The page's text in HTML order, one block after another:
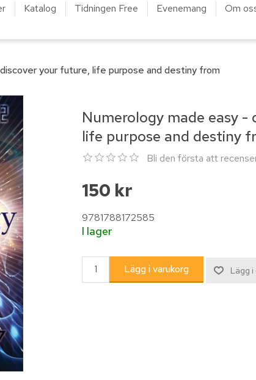
Katalog Tidningen Free Evenemang Om
your future, life purpose and destiny from
Numerology made easy
life purpose and destiny
Bli den första att
150 kr
9781788172585
I lager